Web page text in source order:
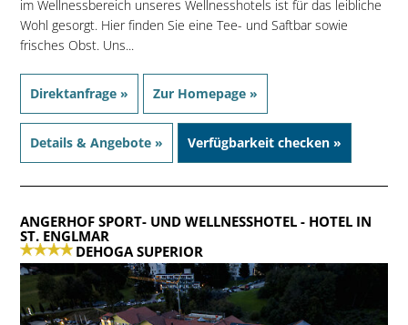
im Wellnessbereich unseres Wellnesshotels ist für das leibliche
Wohl gesorgt. Hier finden Sie eine Tee- und Saftbar sowie
frisches Obst. Uns...
Direktanfrage » Zur Homepage »
Details & Angebote » Verfügbarkeit checken »
ANGERHOF SPORT- UND WELLNESSHOTEL- HOTEL IN
ST. ENGLMAR
DEHOGA SUPERIOR